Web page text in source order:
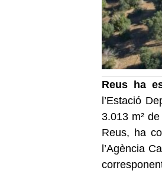
Reus ha
l’Estació
3.013 m²
Reus, ha
l’Agència